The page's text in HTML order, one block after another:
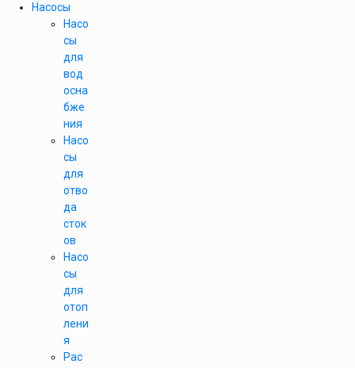
Насосы
Насо
сы
для
вод
осна
бже
ния
Насо
сы
для
отво
да
сток
ов
Насо
сы
для
отоп
лени
я
Рас